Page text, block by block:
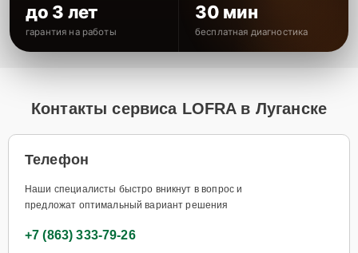
до 3 лет
гарантия на работы
30 мин
бесплатная диагностика
Контакты сервиса LOFRA в Луганске
Телефон
Наши специалисты быстро вникнут в вопрос и
предложат оптимальный вариант решения
+7 (863) 333-79-26